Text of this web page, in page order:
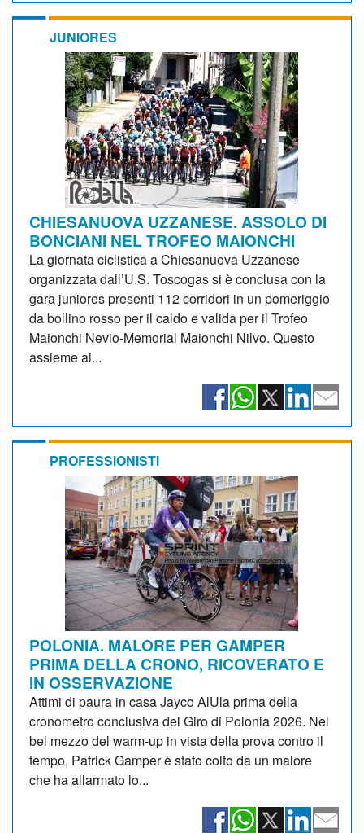
JUNIORES
CHIESANUOVA UZZANESE. ASSOLO DI
BONCIANI NEL TROFEO MAIONCHI
La giornata ciclistica a Chiesanuova Uzzanese
organizzata dall’U.S. Toscogas si è conclusa con la
gara juniores presenti 112 corridori in un pomeriggio
da bollino rosso per il caldo e valida per il Trofeo
Maionchi Nevio-Memorial Maionchi Nilvo. Questo
assieme ai...
PROFESSIONISTI
POLONIA. MALORE PER GAMPER
PRIMA DELLA CRONO, RICOVERATO E
IN OSSERVAZIONE
Attimi di paura in casa Jayco AlUla prima della
cronometro conclusiva del Giro di Polonia 2026. Nel
bel mezzo del warm-up in vista della prova contro il
tempo, Patrick Gamper è stato colto da un malore
che ha allarmato lo...